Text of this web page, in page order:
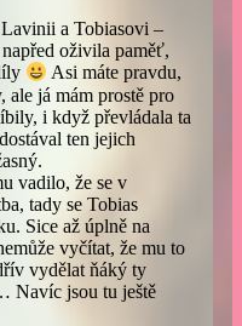
a Tobiasovi –
oživila paměť,
Asi máte pravdu,
ale já mám prostě pro
i když převládala ta
ten jejich
vadilo, že se v
tady se Tobias
Sice až úplně na
vyčítat, že mu to
vydělat ňáký ty
Navíc jsou tu ještě